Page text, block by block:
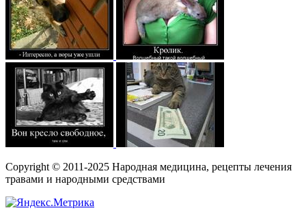
Copyright © 2011-2025 Народная медицина, рецепты лечения
травами и народными средствами